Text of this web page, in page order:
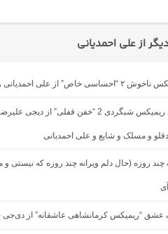
از علی احمدیانی
علی احمدیانی و مایاورس و سامیلون و دنیل
دانلود آهنگ ریمیکس شبگردی 2 “خفن
و مسلک و شایع و علی احمدیانی
چند روزه (حال دلم ویرانه چند روزه که نیستی
عشق “ریمیکس کرمانشاهی عاشقانه” از